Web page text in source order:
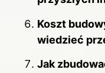
Koszt
wiedzieć
Jak